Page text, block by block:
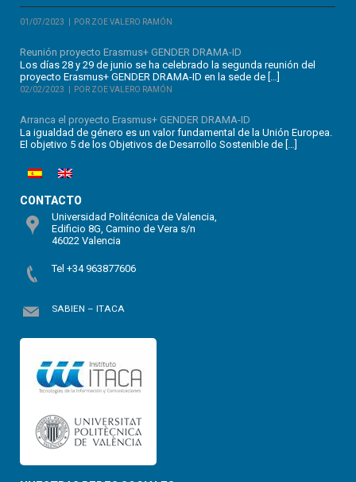
01/07/2023 POR ZOE VALERO RAMÓN
Reunión proyecto Erasmus+ GENDER DRAMA-ID
Los días 28 y 29 de junio se ha celebrado la segunda reunión del
proyecto Erasmus+ GENDER DRAMA-ID en la sede de […]
02/02/2023 POR ZOE VALERO RAMÓN
Arranca el proyecto Erasmus+ GENDER DRAMA-ID
La igualdad de género es un valor fundamental de la Unión Europea.
El objetivo 5 de los Objetivos de Desarrollo Sostenible de […]
CONTACTO
Universidad Politécnica de Valencia,
Edificio 8G, Camino de Vera s/n
46022 Valencia
Tel +34 963877606
SABIEN – ITACA